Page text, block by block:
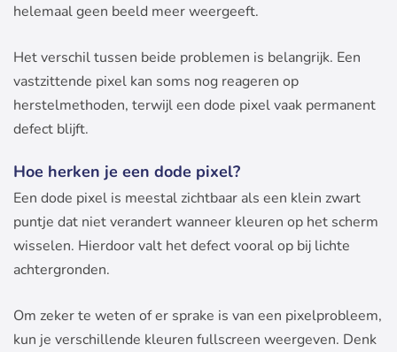
helemaal geen beeld meer weergeeft.
Het verschil tussen beide problemen is belangrijk. Een
vastzittende pixel kan soms nog reageren op
herstelmethoden, terwijl een dode pixel vaak permanent
defect blijft.
Hoe herken je een dode pixel?
Een dode pixel is meestal zichtbaar als een klein zwart
puntje dat niet verandert wanneer kleuren op het scherm
wisselen. Hierdoor valt het defect vooral op bij lichte
achtergronden.
Om zeker te weten of er sprake is van een pixelprobleem,
kun je verschillende kleuren fullscreen weergeven. Denk